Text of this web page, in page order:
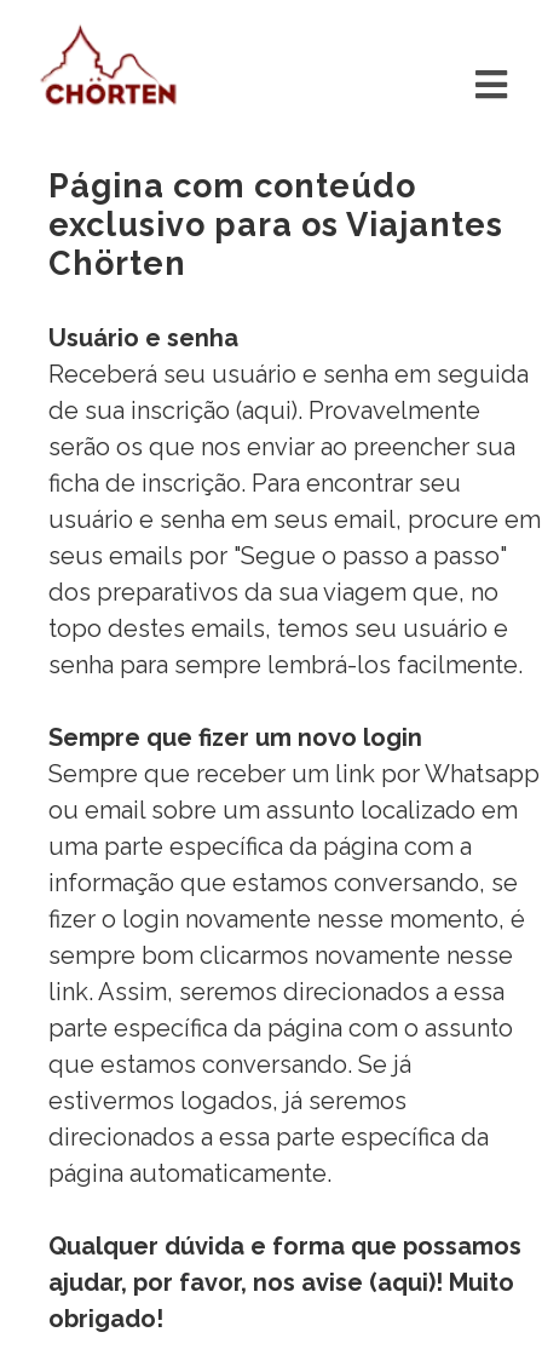
Página com conteúdo
exclusivo para os Viajantes
Chörten
Usuário e senha
Receberá seu usuário e senha em seguida
de sua inscrição (aqui). Provavelmente
serão os que nos enviar ao preencher sua
ficha de inscrição. Para encontrar seu
usuário e senha em seus email, procure em
seus emails por "Segue o passo a passo"
dos preparativos da sua viagem que, no
topo destes emails, temos seu usuário e
senha para sempre lembrá-los facilmente.
Sempre que fizer um novo login
Sempre que receber um link por Whatsapp
ou email sobre um assunto localizado em
uma parte específica da página com a
informação que estamos conversando, se
fizer o login novamente nesse momento, é
sempre bom clicarmos novamente nesse
link. Assim, seremos direcionados a essa
parte específica da página com o assunto
que estamos conversando. Se já
estivermos logados, já seremos
direcionados a essa parte específica da
página automaticamente.
Qualquer dúvida e forma que possamos
ajudar, por favor, nos avise (aqui)! Muito
obrigado!